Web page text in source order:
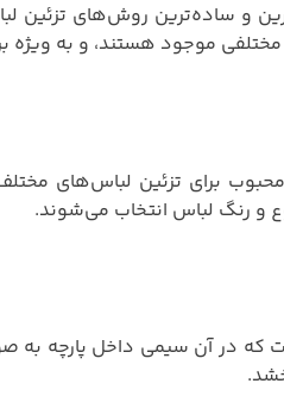
و ساده‌ترین روش‌های تزئین
موجود هستند، و به ویژه
برای تزئین لباس‌های مختلف
رنگ لباس انتخاب می‌شوند.
که در آن سیمی داخل پارچه به